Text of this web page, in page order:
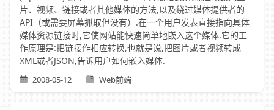
片、视频、链接或者其他媒体的方法,以及绕过媒体提供者的
API（或需要屏幕抓取但没有）.在一个用户发表直接指向具体
媒体资源链接时,它使网站能快速简单地嵌入这个媒体.它的工
作原理是:把链接作相应转换,也就是说,把图片或者视频转成
XML或者JSON,告诉用户如何嵌入媒体.
2008-05-12 Web前端